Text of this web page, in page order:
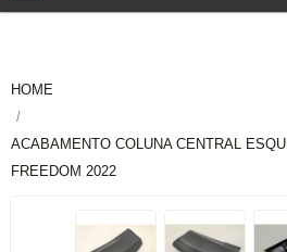
HOME
ACABAMENTO COLUNA CENTRAL
FREEDOM 2022